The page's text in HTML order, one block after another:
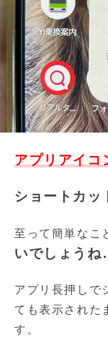
アプリアイコ
ショートカッ
至って簡単なこ
いでしょうね
アプリ長押しで
ても表示された
す。